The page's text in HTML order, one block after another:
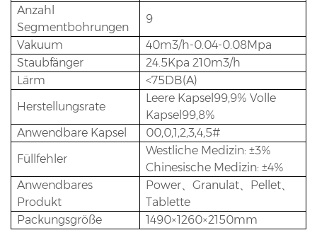
Anzahl
Segmentbohrungen
9
Vakuum
40m3/h-0.04-0.08Mpa
Staubfänger
24.5Kpa 210m3/h
Lärm
<75DB(A)
Herstellungsrate
Leere Kapsel99,9% Volle
Kapsel99,8%
Anwendbare Kapsel
00,0,1,2,3,4,5#
Füllfehler
Westliche Medizin: ±3%
Chinesische Medizin: ±4%
Anwendbares
Produkt
Power、Granulat、Pellet、
Tablette
Packungsgröße
1490×1260×2150mm